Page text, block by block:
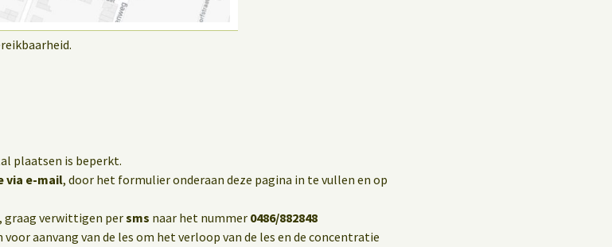
plaatsen is beperkt.
via e-mail, door het formulier onderaan deze pagina in te vullen en op
, graag verwittigen persms naar het nummer 0486/882848
aanvang van de les om het verloop van de les en de concentratie